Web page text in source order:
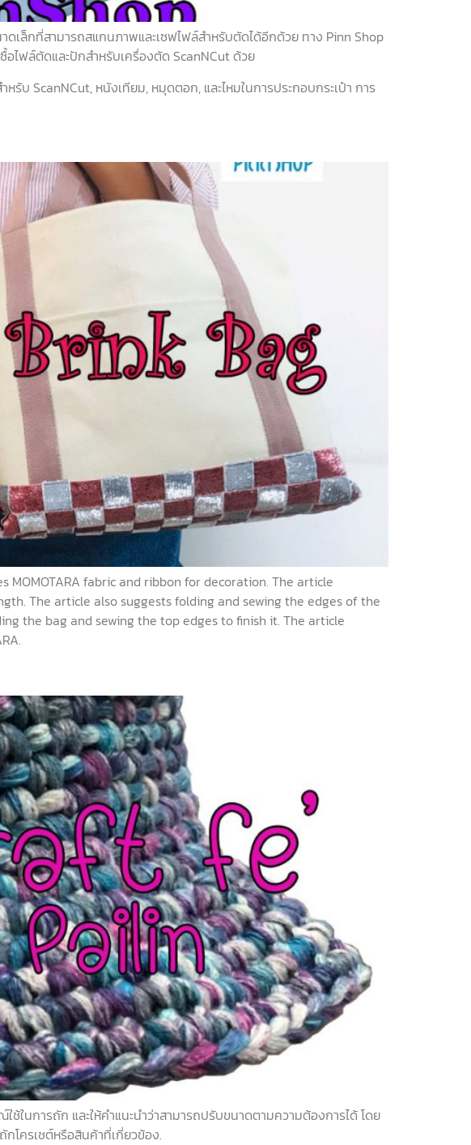
เล็กที่สามารถสแกนภาพและเซฟไฟล์สำหรับตัดได้อีกด้วย ทาง Pinn Shop
อไฟล์ตัดและปักสำหรับเครื่องตัด ScanNCut ด้วย
บ ScanNCut, หนังเทียม, หมุดตอก, และไหมในการประกอบกระเป๋า การ
fabric and ribbon for decoration. The article
The article also suggests folding and sewing the edges of the
the bag and sewing the top edges to finish it. The article
ในการถัก และให้คำแนะนำว่าสามารถปรับขนาดตามความต้องการได้ โดย
โครเชต์หรือสินค้าที่เกี่ยวข้อง.